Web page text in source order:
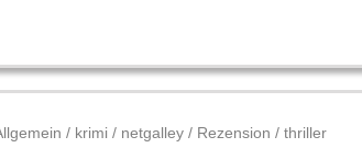
/ krimi / netgalley / Rezension /thriller